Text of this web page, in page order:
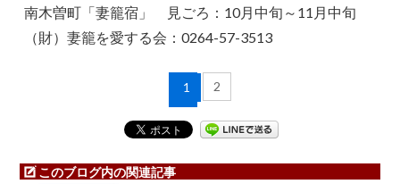
南木曽町「妻籠宿」 見ごろ：10月中旬～11月中旬
（財）妻籠を愛する会：0264-57-3513
1 2
このブログ内の関連記事